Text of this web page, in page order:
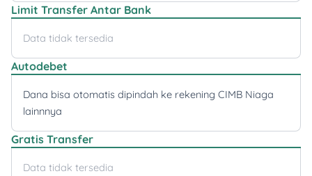
Limit Transfer Antar Bank
Data tidak tersedia
Autodebet
Dana bisa otomatis dipindah ke rekening CIMB Niaga
lainnnya
Gratis Transfer
Data tidak tersedia